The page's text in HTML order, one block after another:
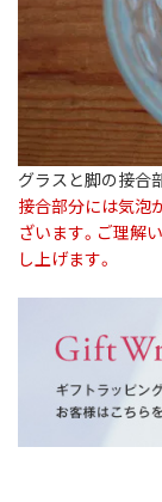
グラスと脚の接合
接合部分には気泡
ざいます。ご理解
し上げます。